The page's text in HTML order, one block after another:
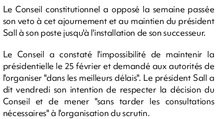
Le Conseil constitutionnel a opposé la semaine passée
son veto à cet ajournement et au maintien du président
Sall à son poste jusqu'à l'installation de son successeur.
Le Conseil a constaté l'impossibilité de maintenir la
présidentielle le 25 février et demandé aux autorités de
l'organiser "dans les meilleurs délais". Le président Sall a
dit vendredi son intention de respecter la décision du
Conseil et de mener "sans tarder les consultations
nécessaires" à l'organisation du scrutin.